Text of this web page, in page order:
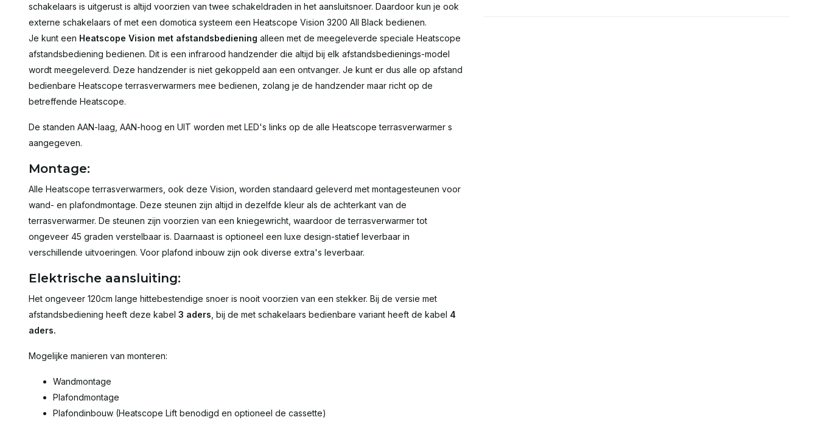
schakelaars is uitgerust is altijd voorzien van twee schakeldraden in het aansluitsnoer. Daardoor kun je ook
externe schakelaars of met een domotica systeem een Heatscope Vision 3200 All Black bedienen.
Je kunt een Heatscope Vision met afstandsbediening alleen met de meegeleverde speciale Heatscope
afstandsbediening bedienen. Dit is een infrarood handzender die altijd bij elk afstandsbedienings-model
wordt meegeleverd. Deze handzender is niet gekoppeld aan een ontvanger. Je kunt er dus alle op afstand
bedienbare Heatscope terrasverwarmers mee bedienen, zolang je de handzender maar richt op de
betreffende Heatscope.
De standen AAN-laag, AAN-hoog en UIT worden met LED's links op de alle Heatscope terrasverwarmer s
aangegeven.
Montage:
Alle Heatscope terrasverwarmers, ook deze Vision, worden standaard geleverd met montagesteunen voor
wand- en plafondmontage. Deze steunen zijn altijd in dezelfde kleur als de achterkant van de
terrasverwarmer. De steunen zijn voorzien van een kniegewricht, waardoor de terrasverwarmer tot
ongeveer 45 graden verstelbaar is. Daarnaast is optioneel een luxe design-statief leverbaar in
verschillende uitvoeringen. Voor plafond inbouw zijn ook diverse extra's leverbaar.
Elektrische aansluiting:
Het ongeveer 120cm lange hittebestendige snoer is nooit voorzien van een stekker. Bij de versie met
afstandsbediening heeft deze kabel 3 aders , bij de met schakelaars bedienbare variant heeft de kabel 4
aders.
Mogelijke manieren van monteren:
Wandmontage
Plafondmontage
Plafondinbouw (Heatscope Lift benodigd en optioneel de cassette)